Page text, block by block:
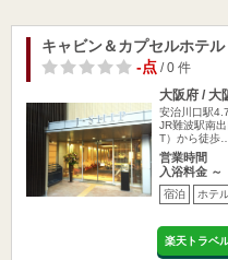
キャビン＆カプセルホテ
-点/ 0 件
大阪府 / 大
安治川口駅
JR難波駅南
T）から徒歩…
営業時間
入浴料金 ～
宿泊 ホテ
楽天トラベ